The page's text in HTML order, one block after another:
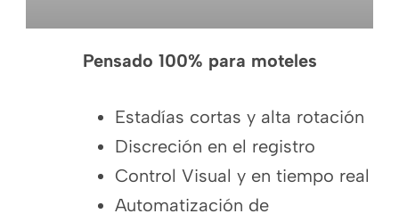
Pensado 100% para moteles
Estadías cortas y alta rotación
Discreción en el registro
Control Visual y en tiempo real
Automatización de